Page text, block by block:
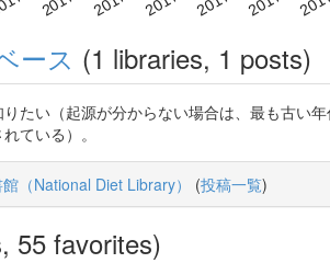
ース (1 libraries, 1 posts)
たい（起源が分からない場合は、最も古い
ている）。
（National Diet Library） (投稿一覧)
55 favorites)